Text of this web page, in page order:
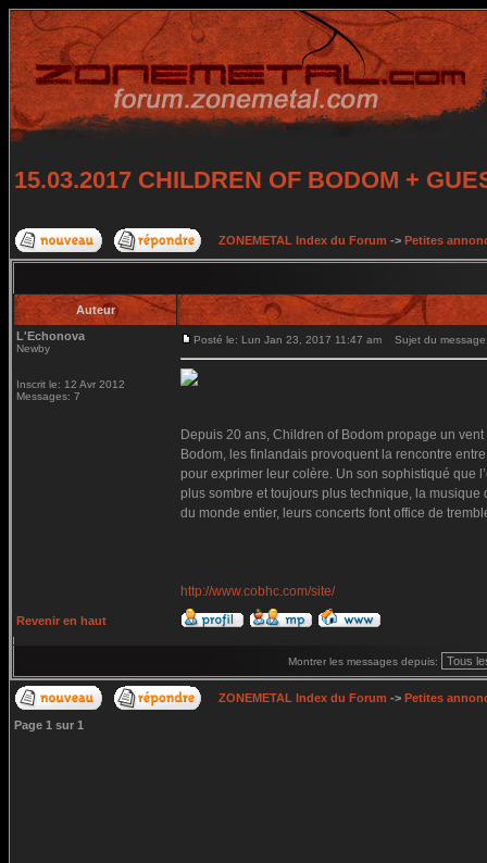
15.03.2017 CHILDREN OF BODOM +
ZONEMETAL Index du Forum -> Petites
Auteur
L'Echonova
Newby
Inscrit le: 12 Avr 2012
Messages: 7
Posté le: Lun Jan 23, 2017 11:47 am Sujet du
Depuis 20 ans, Children of Bodom propage un
Bodom, les finlandais provoquent la rencontre
pour exprimer leur colère. Un son sophistiqué que
plus sombre et toujours plus technique, la
du monde entier, leurs concerts font office de
http://www.cobhc.com/site/
Revenir en haut
Montrer les messages depuis:
ZONEMETAL Index du Forum -> Petites
Page 1 sur 1